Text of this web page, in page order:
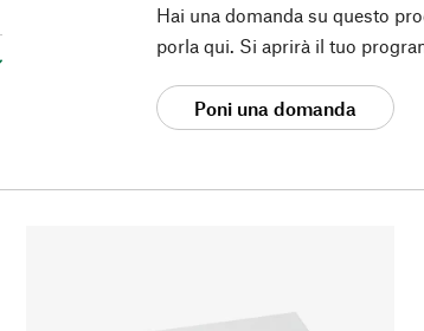
Hai una domanda su questo
porla qui. Si aprirà il tuo
Poni una domanda